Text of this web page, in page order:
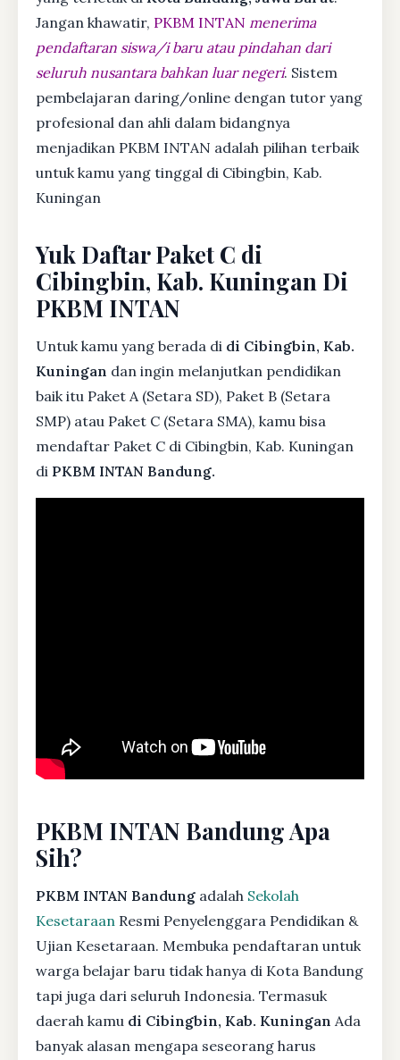
Jangan khawatir, PKBM INTAN menerima
pendaftaran siswa/i baru atau pindahan dari
seluruh nusantara bahkan luar negeri. Sistem
pembelajaran daring/online dengan tutor yang
profesional dan ahli dalam bidangnya
menjadikan PKBM INTAN adalah pilihan terbaik
untuk kamu yang tinggal di Cibingbin, Kab.
Kuningan
Yuk Daftar Paket C di
Cibingbin, Kab. Kuningan Di
PKBM INTAN
Untuk kamu yang berada di di Cibingbin, Kab.
Kuningan dan ingin melanjutkan pendidikan
baik itu Paket A (Setara SD), Paket B (Setara
SMP) atau Paket C (Setara SMA), kamu bisa
mendaftar Paket C di Cibingbin, Kab. Kuningan
di PKBM INTAN Bandung.
PKBM INTAN Bandung Apa
Sih?
PKBM INTAN Bandung adalah Sekolah
Kesetaraan Resmi Penyelenggara Pendidikan &
Ujian Kesetaraan. Membuka pendaftaran untuk
warga belajar baru tidak hanya di Kota Bandung
tapi juga dari seluruh Indonesia. Termasuk
daerah kamu di Cibingbin, Kab. Kuningan Ada
banyak alasan mengapa seseorang harus